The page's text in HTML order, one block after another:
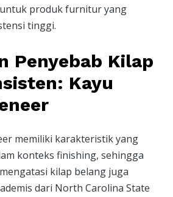
produk furnitur yang
tinggi.
Penyebab Kilap
Kayu
memiliki karakteristik yang
konteks finishing, sehingga
kilap belang juga
dari North Carolina State